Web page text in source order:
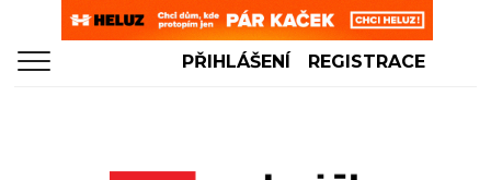
PŘIHLÁŠENÍ REGISTRACE